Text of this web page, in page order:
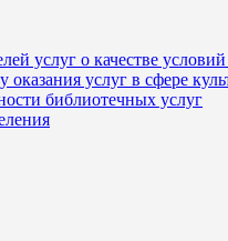
услуг о качестве
оказания услуг в сфере
библиотечных услуг